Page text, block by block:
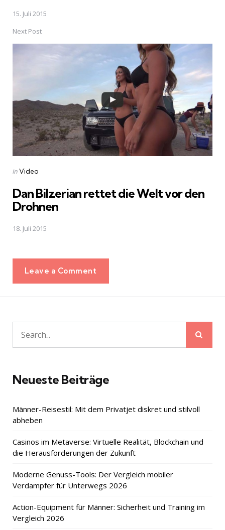
15. Juli 2015
Next Post
Posted
inVideo
Dan Bilzerian rettet die Welt vor den
Drohnen
18. Juli 2015
Leave a Comment
Search
for:
Neueste Beiträge
Männer-Reisestil: Mit dem Privatjet diskret und stilvoll
abheben
Casinos im Metaverse: Virtuelle Realität, Blockchain und
die Herausforderungen der Zukunft
Moderne Genuss-Tools: Der Vergleich mobiler
Verdampfer für Unterwegs 2026
Action-Equipment für Männer: Sicherheit und Training im
Vergleich 2026